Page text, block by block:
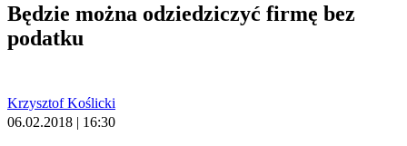
Będzie można odziedziczyć firmę bez
podatku
Krzysztof Koślicki
06.02.2018 | 16:30